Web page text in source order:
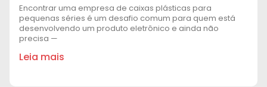
Encontrar uma empresa de caixas plásticas para
pequenas séries é um desafio comum para quem está
desenvolvendo um produto eletrônico e ainda não
precisa —
Leia mais